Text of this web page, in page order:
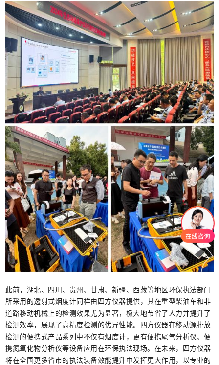
此前，湖北、四川、贵州、甘肃、新疆、西藏等地区环保执法部门
所采用的透射式烟度计同样由四方仪器提供，其在重型柴油车和非
道路移动机械上的检测效果尤为显著，极大地节省了人力并提升了
检测效率，展现了高精度检测的优异性能。四方仪器在移动源排放
检测的便携式产品系列中不仅有烟度计，更有便携尾气分析仪、便
携氮氧化物分析仪等设备应用在环保执法现场。在未来，四方仪器
将在全国更多省市的执法装备效能提升中发挥更大作用，以专业的